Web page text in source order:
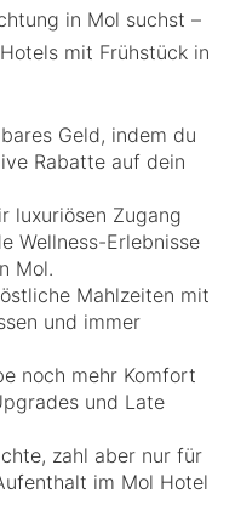
in Mol suchst –
mit Frühstück in
Geld, indem du
Rabatte auf dein
luxuriösen Zugang
Wellness-Erlebnisse
Mol.
Mahlzeiten mit
und immer
noch mehr Komfort
und Late
zahl aber nur für
im Mol Hotel